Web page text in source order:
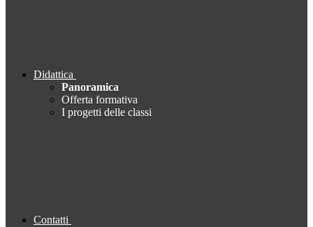
Didattica
Panoramica
Offerta formativa
I progetti delle classi
Contatti